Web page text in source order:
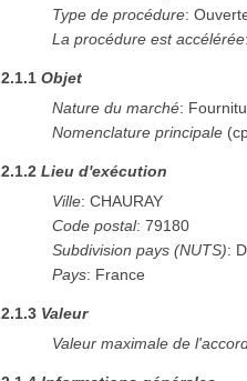
Type de procédure:
La procédure est accélérée
2.1.1Objet
Nature du marché:
Nomenclature principale (
2.1.2Lieu d'exécution
Ville:CHAURAY
Code postal:79180
Subdivision pays (NUTS):
Pays: France
2.1.3 Valeur
Valeur maximale de